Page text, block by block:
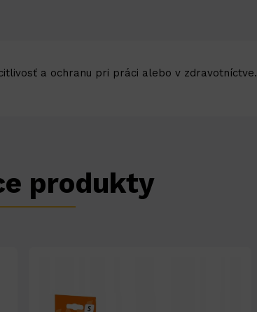
a ochranu pri práci alebo v zdravotníctve.
produkty